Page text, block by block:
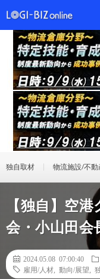
独自取材 物流施設/不動
【独自】空
会・小山田会
2024.05.08 07:00:40
雇用/人材
動向/展望